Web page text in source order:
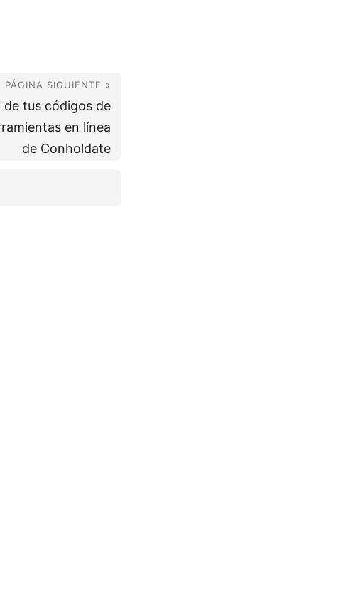
PÁGINA SIGUIENTE »
de tus códigos de
en línea
de Conholdate